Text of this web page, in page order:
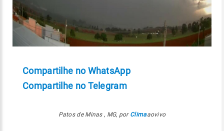
Compartilhe no WhatsApp
Compartilhe no Telegram
Patos de Minas , MG, por Climaaovivo